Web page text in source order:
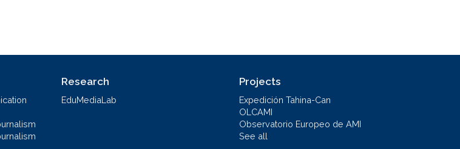
Research
EduMediaLab
Projects
Expedición Tahina-Can
OLCAMI
Observatorio Europeo de AMI
See all